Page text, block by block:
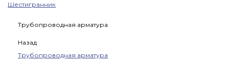
Шестигранник
Трубопроводная арматура
Назад
Трубопроводная арматура